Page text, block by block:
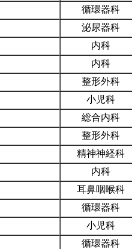
循環器科
泌尿器科
内科
内科
整形外科
小児科
総合内科
整形外科
精神神経科
内科
耳鼻咽喉科
循環器科
小児科
循環器科